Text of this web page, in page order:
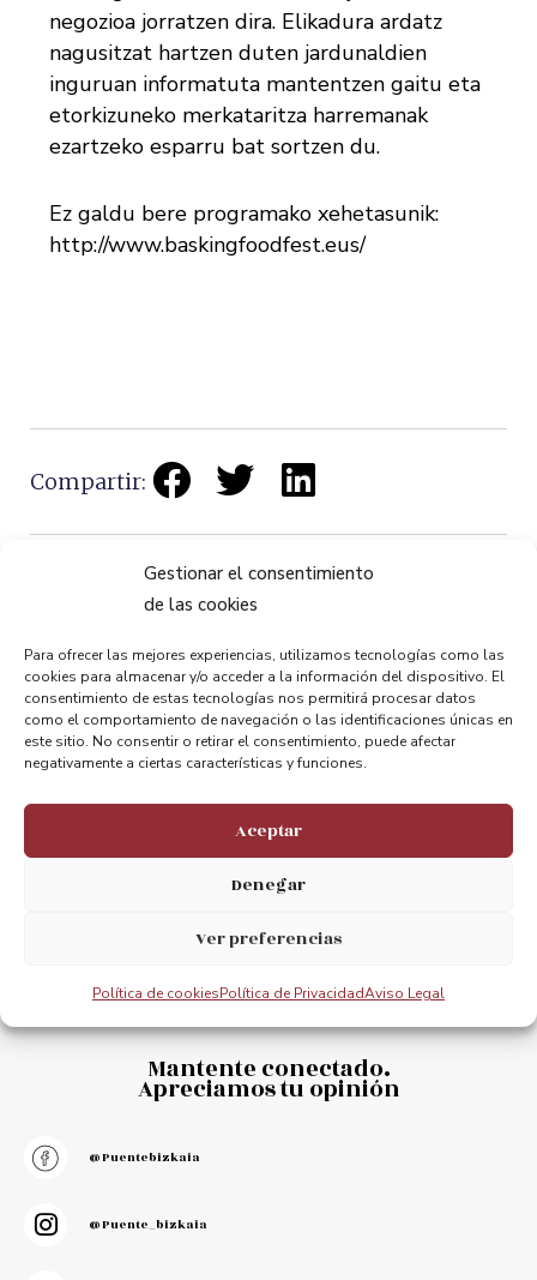
Gestionar el consentimiento
de las cookies
Para ofrecer las mejores experiencias, utilizamos tecnologías como las
cookies para almacenar y/o acceder a la información del dispositivo. El
consentimiento de estas tecnologías nos permitirá procesar datos
como el comportamiento de navegación o las identificaciones únicas en
este sitio. No consentir o retirar el consentimiento, puede afectar
negativamente a ciertas características y funciones.
Aceptar
Denegar
Ver preferencias
Política de cookiesPolítica de PrivacidadAviso Legal
negozioa jorratzen dira. Elikadura ardatz
nagusitzat hartzen duten jardunaldien
inguruan informatuta mantentzen gaitu eta
etorkizuneko merkataritza harremanak
ezartzeko esparru bat sortzen du.
Ez galdu bere programako xehetasunik:
http://www.baskingfoodfest.eus/
Compartir:
ANTERIOR
Pintxos, vinos y música se fusionan en las terrazas del Puente Bizkaia
PRÓXIMO
Pintxos, wine and music blend together on the Bizkaia Bridge terraces
Mantente conectado.
Apreciamos tu opinión
@puentebizkaia
@puente_bizkaia